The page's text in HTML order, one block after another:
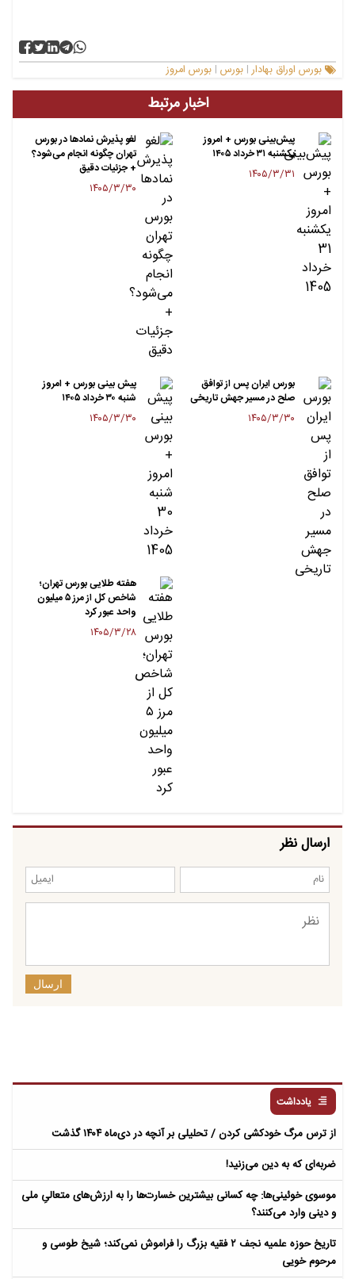
بورس اوراق بهادار | بورس | بورس امروز
اخبار مرتبط
پیش‌بینی بورس + امروز
یکشنبه ۳۱ خرداد ۱۴۰۵
۱۴۰۵/۳/۳۱
لغو پذیرش نمادها در بورس
تهران چگونه انجام می‌شود؟
+ جزئیات دقیق
۱۴۰۵/۳/۳۰
بورس ایران پس از توافق
صلح در مسیر جهش تاریخی
۱۴۰۵/۳/۳۰
پیش بینی بورس + امروز
شنبه ۳۰ خرداد ۱۴۰۵
۱۴۰۵/۳/۳۰
هفته طلایی بورس تهران؛
شاخص کل از مرز ۵ میلیون
واحد عبور کرد
۱۴۰۵/۳/۲۸
ارسال نظر
ارسال
یادداشت
از ترس مرگ خودکشی کردن / تحلیلی بر آنچه در دی‌ماه ۱۴۰۴ گذشت
ضربه‌ای که به دین می‌زنید!
موسوی خوئینی‌ها: چه کسانی بیشترین خسارت‌ها را به ارزش‌های متعالیِ ملی
و دینی وارد می‌کنند؟
تاریخ حوزه علمیه نجف ۲ فقیه بزرگ را فراموش نمی‌کند؛ شیخ طوسی و
مرحوم خویی